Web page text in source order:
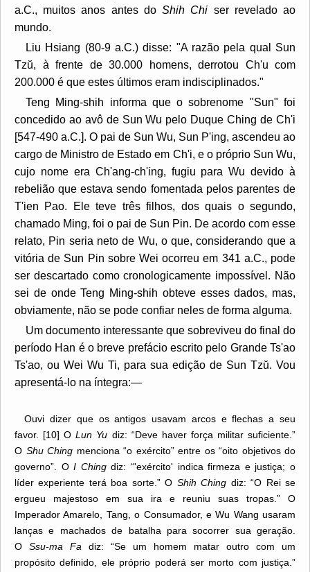
a.C., muitos anos antes doShih Chi ser revelado ao
mundo.
Liu Hsiang (80-9 a.C.) disse: "A razão pela qual Sun
Tzŭ, à frente de 30.000 homens, derrotou Ch'u com
200.000 é que estes últimos eram indisciplinados."
Teng Ming-shih informa que o sobrenome "Sun" foi
concedido ao avô de Sun Wu pelo Duque Ching de Ch'i
[547-490 a.C.]. O pai de Sun Wu, Sun P'ing, ascendeu ao
cargo de Ministro de Estado em Ch'i, e o próprio Sun Wu,
cujo nome era Ch'ang-ch'ing, fugiu para Wu devido à
rebelião que estava sendo fomentada pelos parentes de
T'ien Pao. Ele teve três filhos, dos quais o segundo,
chamado Ming, foi o pai de Sun Pin. De acordo com esse
relato, Pin seria neto de Wu, o que, considerando que a
vitória de Sun Pin sobre Wei ocorreu em 341 a.C., pode
ser descartado como cronologicamente impossível. Não
sei de onde Teng Ming-shih obteve esses dados, mas,
obviamente, não se pode confiar neles de forma alguma.
Um documento interessante que sobreviveu do final do
período Han é o breve prefácio escrito pelo Grande Ts'ao
Ts'ao, ou Wei Wu Ti, para sua edição de Sun Tzŭ. Vou
apresentá-lo na íntegra:—
Ouvi dizer que os antigos usavam arcos e flechas a seu
favor. [10] OLun Yu diz: “Deve haver força militar suficiente.”
O Shu Ching menciona “o exército” entre os “oito objetivos do
governo”. OI Chingdiz: “'exército' indica firmeza e justiça; o
líder experiente terá boa sorte.” O Shih Ching diz: “O Rei se
ergueu majestoso em sua ira e reuniu suas tropas.” O
Imperador Amarelo, Tang, o Consumador, e Wu Wang usaram
lanças e machados de batalha para socorrer sua geração.
O Ssu-ma Fa diz: “Se um homem matar outro com um
propósito definido, ele próprio poderá ser morto com justiça.”